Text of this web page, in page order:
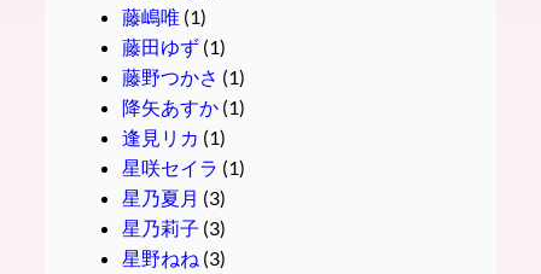
藤嶋唯(1)
藤田ゆず(1)
藤野つかさ (1)
降矢あすか(1)
逢見リカ (1)
星咲セイラ (1)
星乃夏月 (3)
星乃莉子 (3)
星野ねね (3)